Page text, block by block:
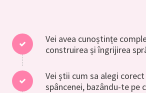
Vei avea cunoștințe
construirea și îngrijirea
Vei știi cum sa alegi
spâncenei, bazându-te pe